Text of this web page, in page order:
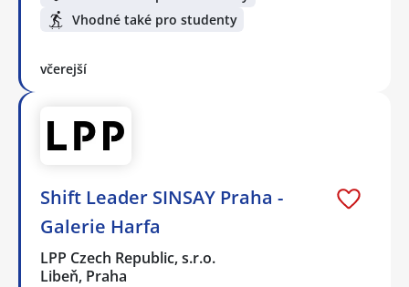
Vhodné také pro studenty
včerejší
Shift Leader SINSAY Praha -
Galerie Harfa
LPP Czech Republic, s.r.o.
Libeň, Praha